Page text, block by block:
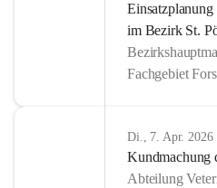
im Bezirk St.
Fachgebiet
Di., 7. Apr. 2026
Kundmachung
Abteilung